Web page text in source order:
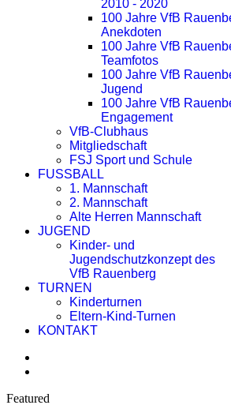
2010 - 2020
100 Jahre VfB
Anekdoten
100 Jahre VfB
Teamfotos
100 Jahre VfB
Jugend
100 Jahre VfB
Engagement
VfB-Clubhaus
Mitgliedschaft
FSJ Sport und Schule
FUSSBALL
1. Mannschaft
2. Mannschaft
Alte Herren Mannschaft
JUGEND
Kinder- und
Jugendschutzkonzept des
VfB Rauenberg
TURNEN
Kinderturnen
Eltern-Kind-Turnen
KONTAKT
Featured